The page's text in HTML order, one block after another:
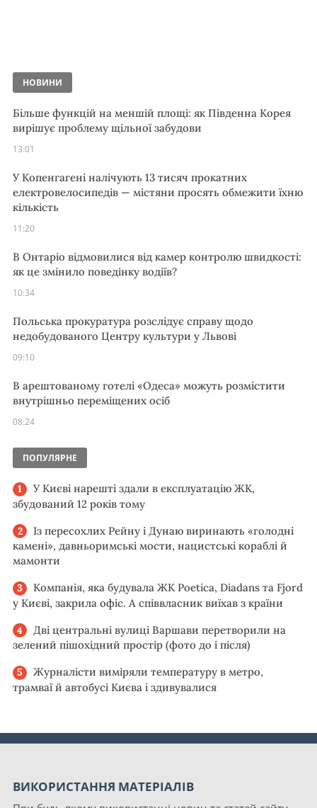
НОВИНИ
Більше функцій на меншій площі: як Південна Корея
вирішує проблему щільної забудови
13:01
У Копенгагені налічують 13 тисяч прокатних
електровелосипедів — містяни просять обмежити їхню
кількість
11:20
В Онтаріо відмовилися від камер контролю швидкості:
як це змінило поведінку водіїв?
10:34
Польська прокуратура розслідує справу щодо
недобудованого Центру культури у Львові
09:10
В арештованому готелі «Одеса» можуть розмістити
внутрішньо переміщених осіб
08:24
ПОПУЛЯРНЕ
У Києві нарешті здали в експлуатацію ЖК,
збудований 12 років тому
Із пересохлих Рейну і Дунаю виринають «голодні
камені», давньоримські мости, нацистські кораблі й
мамонти
Компанія, яка будувала ЖК Poetica, Diadans та Fjord
у Києві, закрила офіс. А співвласник виїхав з країни
Дві центральні вулиці Варшави перетворили на
зелений пішохідний простір (фото до і після)
Журналісти виміряли температуру в метро,
трамваї й автобусі Києва і здивувалися
ВИКОРИСТАННЯ МАТЕРІАЛІВ